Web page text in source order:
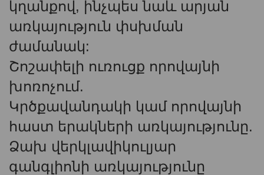
կղանքով, ինչպես նաև արյան
առկայություն փսխման
ժամանակ:
Շոշափելի ուռուցք որովայնի
խոռոչում.
Կրծքավանդակի կամ որովայնի
հաստ երակների առկայությունը.
Ձախ վերկլավիկուլյար
գանգլիոնի առկայությունը